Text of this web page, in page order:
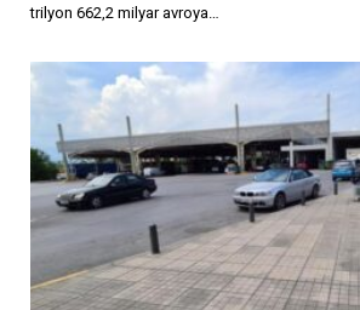
trilyon 662,2 milyar avroya…